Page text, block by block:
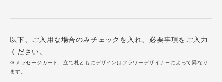
以下、ご入用な場合のみチェックを入れ、必要事項をご入力
ください。
※メッセージカード、立て札ともにデザインはフラワーデザイナーによって異なり
ます。